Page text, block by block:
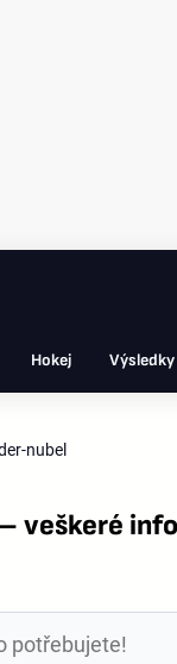
Hokej Výsledky
nubel
veškeré